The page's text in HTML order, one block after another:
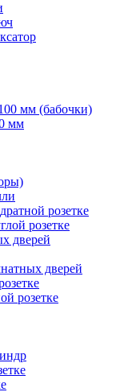
мм (бабочки)
мм
розетке
розетке
дверей
дверей
розетке